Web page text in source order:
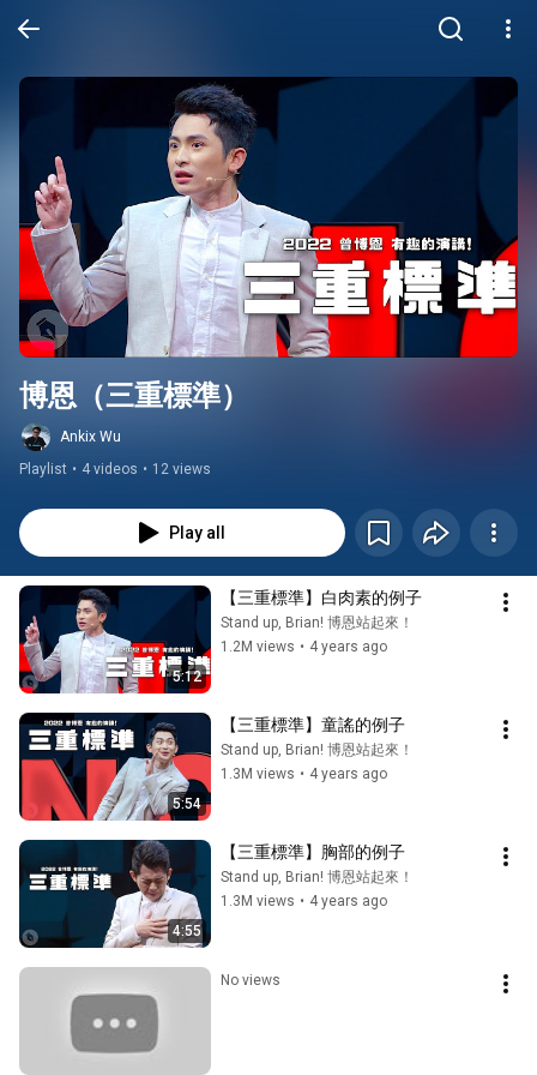
博恩（三重標準）
Ankix Wu
Playlist • 4 videos • 12 views
Play all
5:12
【三重標準】白肉素的例子
Stand up, Brian! 博恩站起來！
1.2M views • 4 years ago
5:54
【三重標準】童謠的例子
Stand up, Brian! 博恩站起來！
1.3M views • 4 years ago
4:55
【三重標準】胸部的例子
Stand up, Brian! 博恩站起來！
1.3M views • 4 years ago
No views